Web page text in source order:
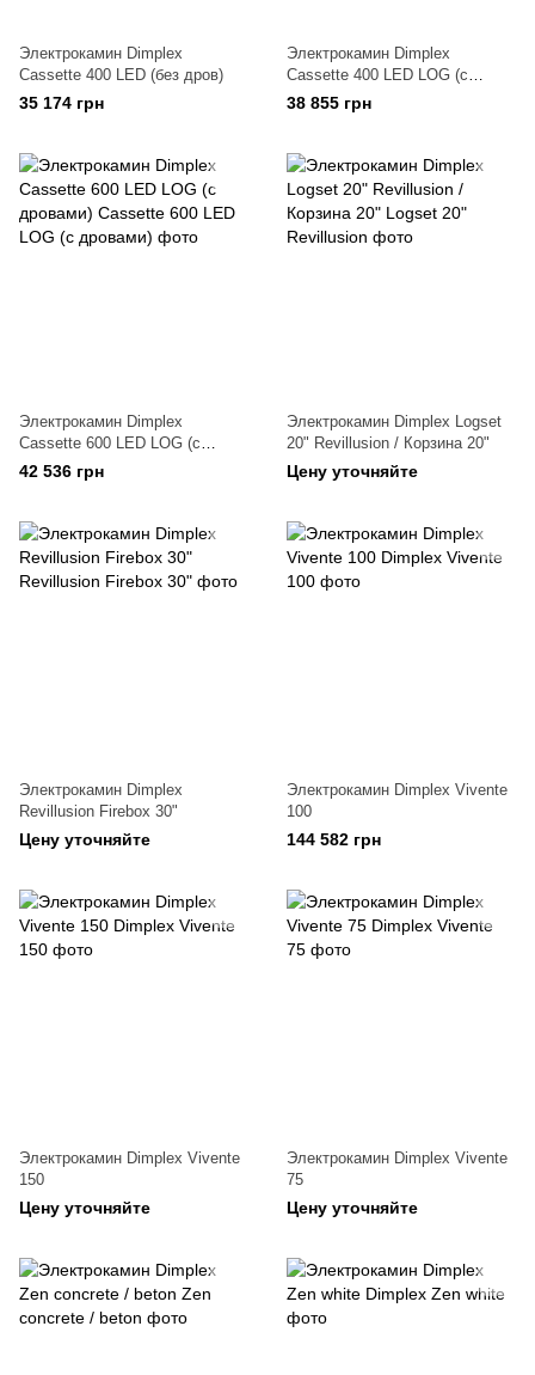
Электрокамин Dimplex
Cassette 400 LED (без дров)
35 174 грн
Электрокамин Dimplex
Cassette 400 LED LOG (с
дровами)
38 855 грн
Электрокамин Dimplex
Cassette 600 LED LOG (с
дровами)
42 536 грн
Электрокамин Dimplex Logset
20" Revillusion / Корзина 20"
Цену уточняйте
Электрокамин Dimplex
Revillusion Firebox 30"
Цену уточняйте
Электрокамин Dimplex Vivente
100
144 582 грн
Электрокамин Dimplex Vivente
150
Цену уточняйте
Электрокамин Dimplex Vivente
75
Цену уточняйте